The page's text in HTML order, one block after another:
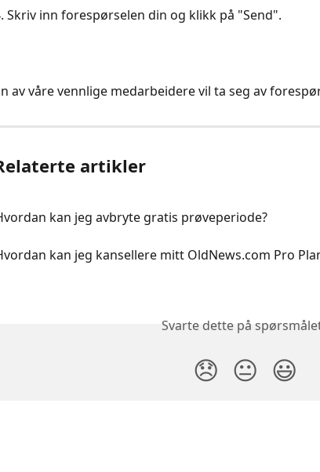
Skriv inn forespørselen din og klikk på "Send".
av våre vennlige medarbeidere vil ta seg av
artikler
kan jeg avbryte gratis prøveperiode?
kan jeg kansellere mitt OldNews.com Pro
Svarte dette på
😞 😐 😃